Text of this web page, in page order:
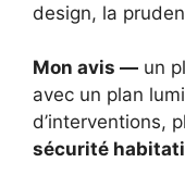
design, la
Mon avis — un
avec un plan
d’interventions,
sécurité